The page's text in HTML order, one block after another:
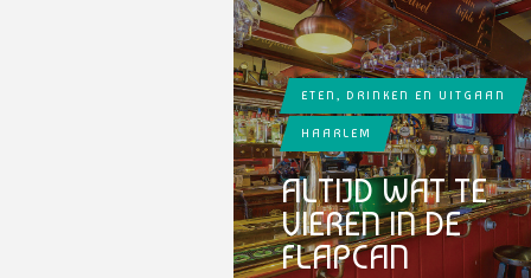
ETEN, DRINKEN EN UITGAAN
HAARLEM
ALTIJD WAT TE
VIEREN IN DE
FLAPCAN